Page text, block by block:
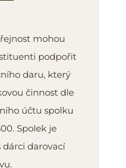
mohou
podpořit
daru, který
činnost dle
účtu spolku
Spolek je
dárci darovací